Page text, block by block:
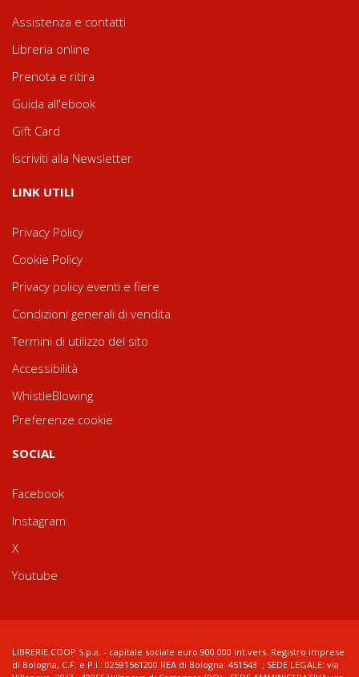
Assistenza e contatti
Libreria online
Prenota e ritira
Guida all'ebook
Gift Card
Iscriviti alla Newsletter
LINK UTILI
Privacy Policy
Cookie Policy
Privacy policy eventi e fiere
Condizioni generali di vendita
Termini di utilizzo del sito
Accessibilità
WhistleBlowing
Preferenze cookie
SOCIAL
Facebook
Instagram
X
Youtube
LIBRERIE.COOP S.p.a. - capitale sociale euro 900.000 int.vers. Registro imprese
di Bologna, C.F. e P.I.: 02591561200 REA di Bologna: 451543 ; SEDE LEGALE: via